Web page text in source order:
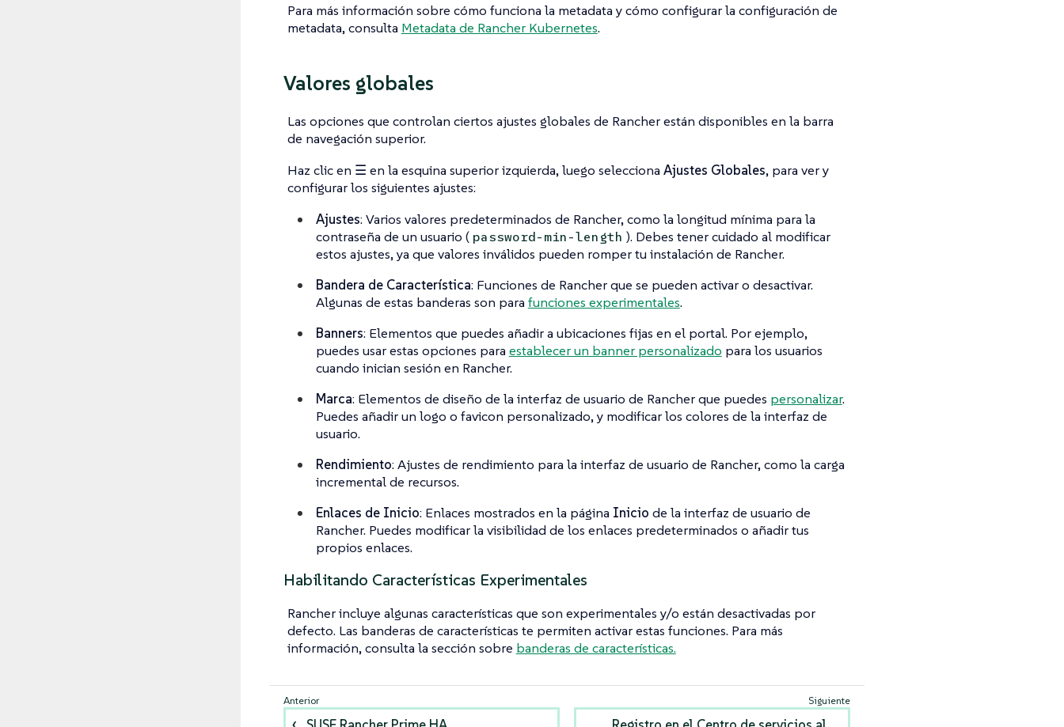
Para más información sobre cómo funciona la metadata y cómo configurar la configuración de
metadata, consulta Metadata de Rancher Kubernetes.
Valores globales
Las opciones que controlan ciertos ajustes globales de Rancher están disponibles en la barra
de navegación superior.
Haz clic en ☰ en la esquina superior izquierda, luego selecciona Ajustes Globales, para ver y
configurar los siguientes ajustes:
Ajustes: Varios valores predeterminados de Rancher, como la longitud mínima para la
contraseña de un usuario ( password-min-length ). Debes tener cuidado al modificar
estos ajustes, ya que valores inválidos pueden romper tu instalación de Rancher.
Bandera de Característica: Funciones de Rancher que se pueden activar o desactivar.
Algunas de estas banderas son para funciones experimentales.
Banners: Elementos que puedes añadir a ubicaciones fijas en el portal. Por ejemplo,
puedes usar estas opciones para establecer un banner personalizado para los usuarios
cuando inician sesión en Rancher.
Marca: Elementos de diseño de la interfaz de usuario de Rancher que puedes personalizar.
Puedes añadir un logo o favicon personalizado, y modificar los colores de la interfaz de
usuario.
Rendimiento: Ajustes de rendimiento para la interfaz de usuario de Rancher, como la carga
incremental de recursos.
Enlaces de Inicio: Enlaces mostrados en la página Inicio de la interfaz de usuario de
Rancher. Puedes modificar la visibilidad de los enlaces predeterminados o añadir tus
propios enlaces.
Habilitando Características Experimentales
Rancher incluye algunas características que son experimentales y/o están desactivadas por
defecto. Las banderas de características te permiten activar estas funciones. Para más
información, consulta la sección sobre banderas de características.